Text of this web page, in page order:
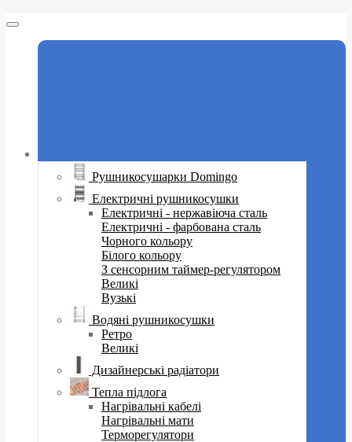
Рушникосушарки Domingo
Електричні рушникосушки
Електричні - нержавіюча сталь
Електричні - фарбована сталь
Чорного кольору
Білого кольору
З сенсорним таймер-регулятором
Великі
Вузькі
Водяні рушникосушки
Ретро
Великі
Дизайнерські радіатори
Тепла підлога
Нагрівальні кабелі
Нагрівальні мати
Терморегулятори